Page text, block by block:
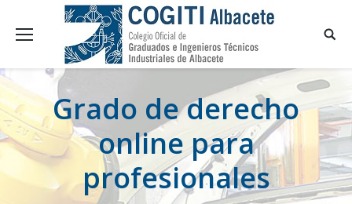
Grado de derecho
online para
profesionales